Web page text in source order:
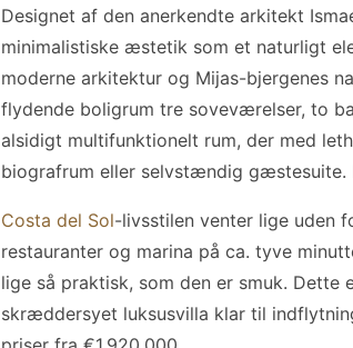
Designet af den anerkendte arkitekt
minimalistiske æstetik som et naturligt
moderne arkitektur og Mijas-bjergenes
flydende boligrum tre soveværelser, to
alsidigt multifunktionelt rum, der med
biografrum eller selvstændig gæstesuite.
Costa del Sol-livsstilen venter lige uden
restauranter og marina på ca. tyve
lige så praktisk, som den er smuk.
skræddersyet luksusvilla klar til